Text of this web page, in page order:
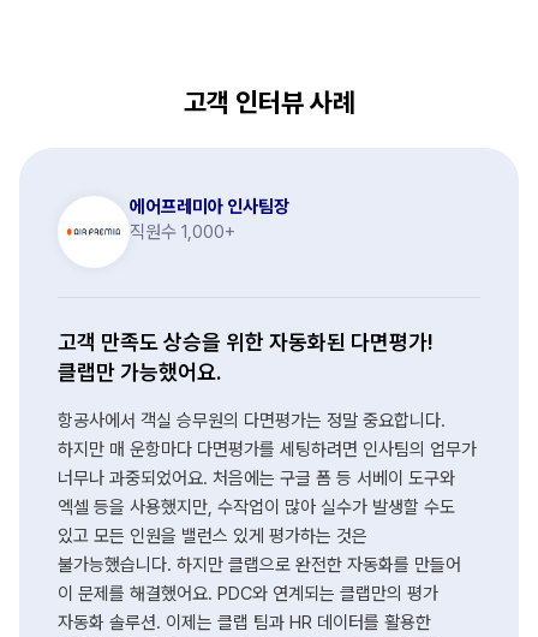
고객 인터뷰 사례
에어프레미아 인사팀장
직원수 1,000+
고객 만족도 상승을 위한 자동화된 다면평가!
클랩만 가능했어요.
항공사에서 객실 승무원의 다면평가는 정말 중요합니다.
하지만 매 운항마다 다면평가를 세팅하려면 인사팀의 업무가
너무나 과중되었어요. 처음에는 구글 폼 등 서베이 도구와
엑셀 등을 사용했지만, 수작업이 많아 실수가 발생할 수도
있고 모든 인원을 밸런스 있게 평가하는 것은
불가능했습니다. 하지만 클랩으로 완전한 자동화를 만들어
이 문제를 해결했어요. PDC와 연계되는 클랩만의 평가
자동화 솔루션. 이제는 클랩 팀과 HR 데이터를 활용한